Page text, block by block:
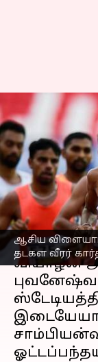
ஆசிய
தடகள வீரர்
ஆசிய
எழுதியவர் Sekar
செய்தி
வியாழன்